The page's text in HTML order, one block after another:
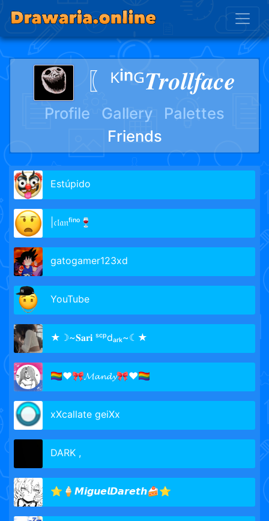
〖ᴷⁱⁿᴳ𝑻𝒓𝒐𝒍𝒍𝒇𝒂𝒄𝒆
Profile Gallery
Palettes
Friends
Estúpido
|𝔠𝔩𝔞𝔫ᶠⁱⁿᵒ🍷
gatogamer123xd
YouTube
★☽~𝐒𝐚𝐫𝐢 ˢᶜᵖdₐᵣₖ~☾★
🏳️‍🌈♥🎀𝓜𝓪𝓷𝓭𝔂🎀♥🏳️‍🌈
xXcallate geiXx
DARK ,
⭐🍦𝙈𝙞𝙜𝙪𝙚𝙡𝘿𝙖𝙧𝙚𝙩𝙝🍰⭐